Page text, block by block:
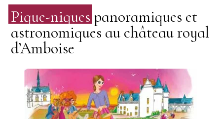
Pique-niques panoramiques et
astronomiques au château royal
d’Amboise